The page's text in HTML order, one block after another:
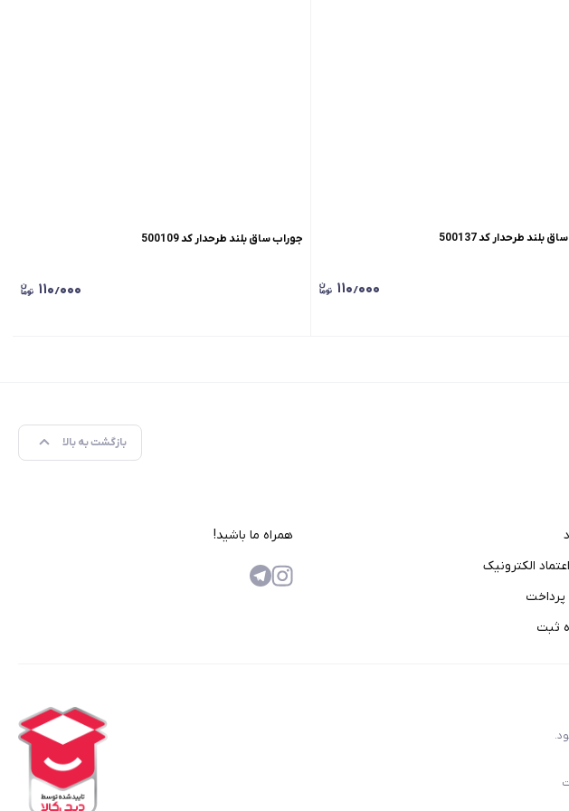
بلند طرحدار کد 500137
۱۱۰٫۰۰۰
جوراب ساق بلند طرحدار کد 500109
۱۱۰٫۰۰۰
بازگشت به بالا
الکترونیک
پرداخت
ثبت
همراه ما باشید!